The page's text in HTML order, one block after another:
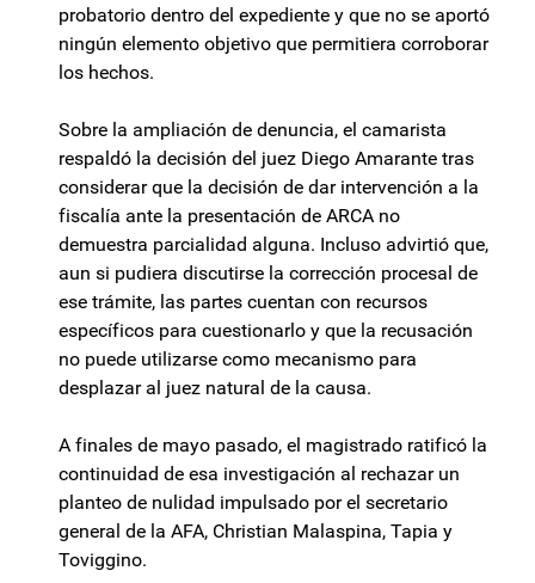
probatorio dentro del expediente y que no se aportó
ningún elemento objetivo que permitiera corroborar
los hechos.
Sobre la ampliación de denuncia, el camarista
respaldó la decisión del juez Diego Amarante tras
considerar que la decisión de dar intervención a la
fiscalía ante la presentación de ARCA no
demuestra parcialidad alguna. Incluso advirtió que,
aun si pudiera discutirse la corrección procesal de
ese trámite, las partes cuentan con recursos
específicos para cuestionarlo y que la recusación
no puede utilizarse como mecanismo para
desplazar al juez natural de la causa.
A finales de mayo pasado, el magistrado ratificó la
continuidad de esa investigación al rechazar un
planteo de nulidad impulsado por el secretario
general de la AFA, Christian Malaspina, Tapia y
Toviggino.